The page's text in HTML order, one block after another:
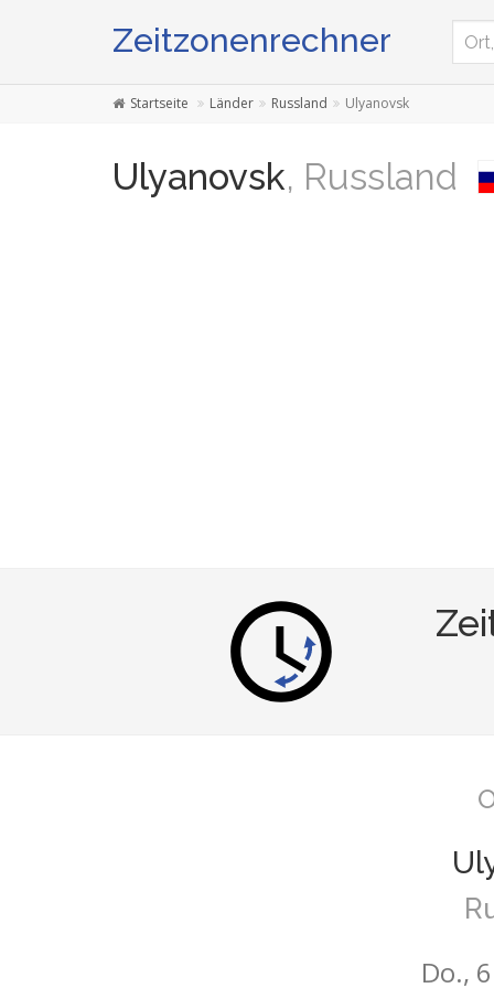
Zeitzonenrechner
Startseite Länder Russland Ulyanovsk
Ulyanovsk, Russland
Do.,